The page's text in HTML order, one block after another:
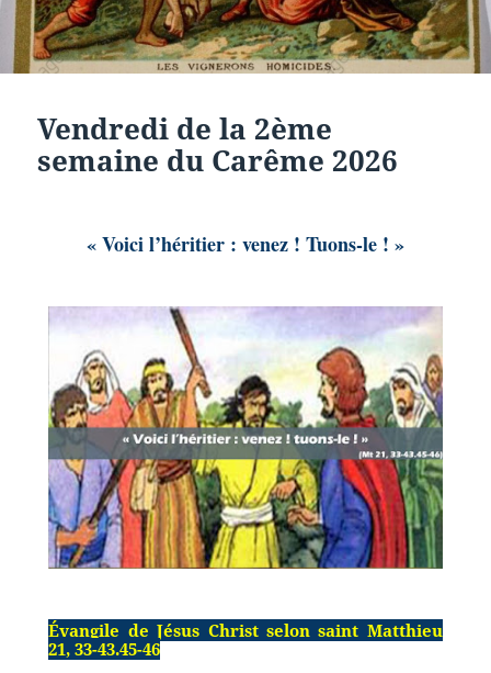
Vendredi de la 2ème
semaine du Carême 2026
« Voici l’héritier : venez ! Tuons-le ! »
Évangile de Jésus Christ selon saint Matthieu
21, 33-43.45-46